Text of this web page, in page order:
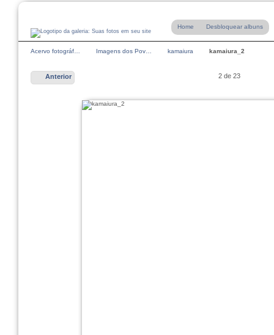
Home Desbloquear albuns
Acervo fotográf… Imagens dos Pov… kamaiura kamaiura_2
Anterior 2 de 23